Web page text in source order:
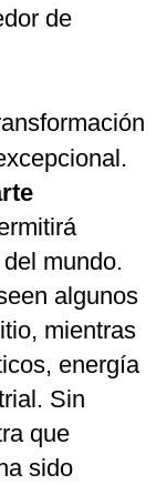
de
mundo.
algunos
mientras
energía
Sin
que
sido